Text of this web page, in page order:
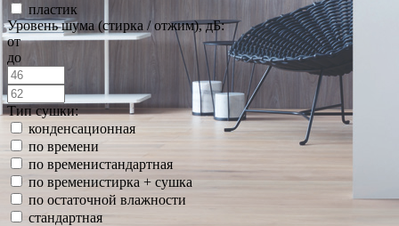
пластик
Уровень шума (стирка / отжим), дБ:
от
до
Тип сушки:
конденсационная
по времени
по временистандартная
по временистирка + сушка
по остаточной влажности
стандартная